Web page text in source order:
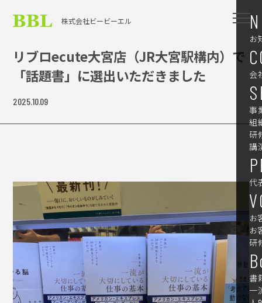
株式会社ビービーエル
お
会
事
組
研
講
代
お
お
研
書
一
リブロecute大宮店（JR大宮駅構内）で
「話題書」に選出いただきました
2025.10.09